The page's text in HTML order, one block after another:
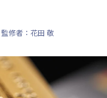
レンド
ービス
監修者：花田 敬